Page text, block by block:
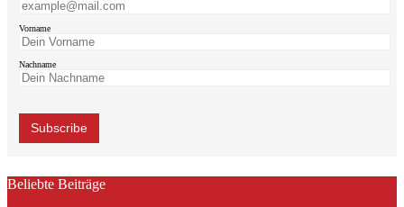
Vorname
Nachname
Beliebte Beiträge